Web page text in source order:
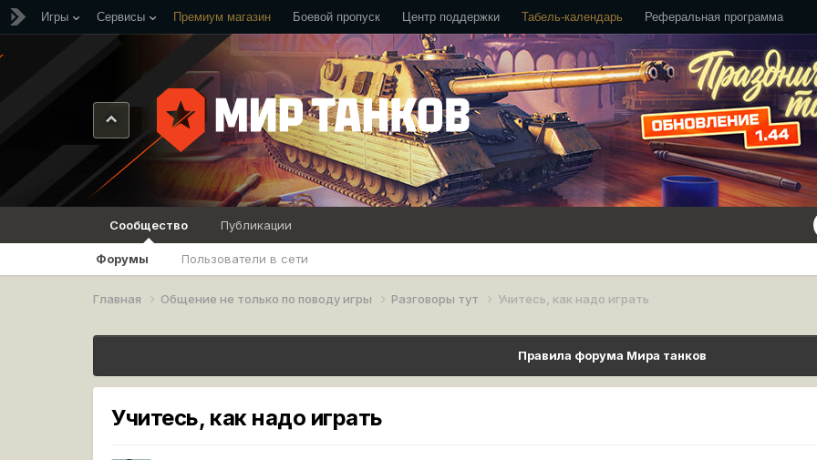
Игры Сервисы Премиум магазин Боевой пропуск Центр поддержки Табель-календарь Реферальная программа
Сообщество
Форумы Пользователи в сети
Публикации
Главная Общение не только по поводу игры Разговоры тут Учитесь, как надо играть
Правила форума Мира танков
Учитесь, как надо играть